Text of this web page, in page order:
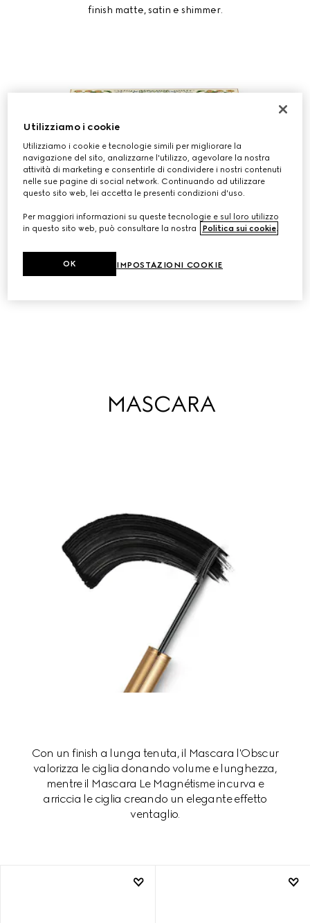
finish matte, satin e shimmer.
FLORA EYE PALETTE IN EDIZIONE
LIMITATA, 01 SUNSET ORCHID
MASCARA
Con un finish a lunga tenuta, il Mascara l'Obscur
valorizza le ciglia donando volume e lunghezza,
mentre il Mascara Le Magnétisme incurva e
arriccia le ciglia creando un elegante effetto
ventaglio.
Utilizziamo i cookie
Utilizziamo i cookie e tecnologie simili per migliorare la
navigazione del sito, analizzarne l'utilizzo, agevolare la nostra
attività di marketing e consentirle di condividere i nostri contenuti
nelle sue pagine di social network. Continuando ad utilizzare
questo sito web, lei accetta le presenti condizioni d'uso.
Per maggiori informazioni su queste tecnologie e sul loro utilizzo
in questo sito web, può consultare la nostra
Politica sui cookie.
IMPOSTAZIONI COOKIE
OK